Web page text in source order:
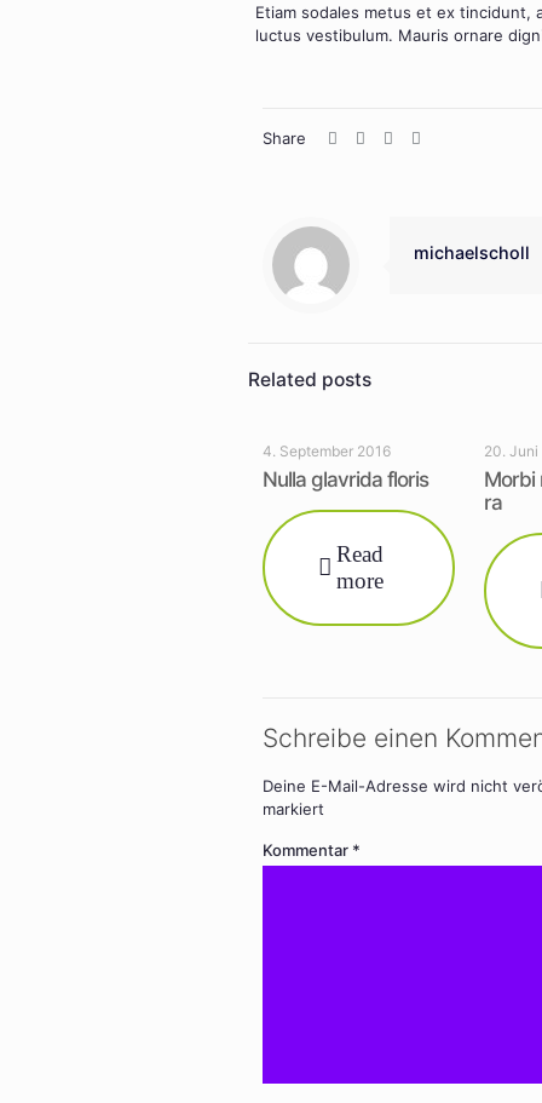
Eti­am soda­les metus et ex tin­cidunt,
luc­tus ves­ti­bu­lum. Mau­ris ornare
Share
michaelscholl
Related posts
4. September 2016
Nulla glavri­da flo­ris
Read
more
20. Juni
Mor­bi
ra
Schreibe einen
Deine E-Mail-Adresse wird nicht
markiert
Kommentar *